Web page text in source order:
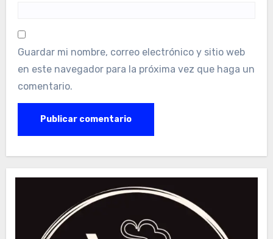
Guardar mi nombre, correo electrónico y sitio web
en este navegador para la próxima vez que haga un
comentario.